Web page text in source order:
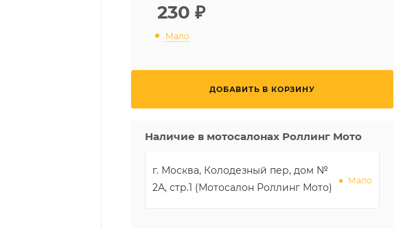
230 ₽
Мало
ДОБАВИТЬ В КОРЗИНУ
Наличие в мотосалонах Роллинг Мото
г. Москва, Колодезный пер, дом №
2А, стр.1 (Мотосалон Роллинг Мото)
Мало